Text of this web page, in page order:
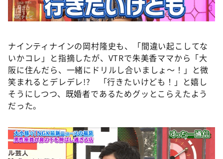
ナインティナインの岡村隆史も、「間違い起こしてな
いかコレ」と指摘したが、VTRで朱美香ママから「大
阪に住んだら、一緒にドリルし合いましょ～！」と微
笑まれるとデレデレ!? 「行きたいけども！」と嬉し
そうにしつつ、既婚者であるためグッとこらえたよう
だった。